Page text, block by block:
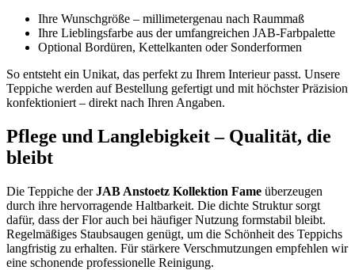
Ihre Wunschgröße – millimetergenau nach Raummaß
Ihre Lieblingsfarbe aus der umfangreichen JAB-Farbpalette
Optional Bordüren, Kettelkanten oder Sonderformen
So entsteht ein Unikat, das perfekt zu Ihrem Interieur passt. Unsere
Teppiche werden auf Bestellung gefertigt und mit höchster Präzision
konfektioniert – direkt nach Ihren Angaben.
Pflege und Langlebigkeit – Qualität, die
bleibt
Die Teppiche derJAB Anstoetz Kollektion Fame überzeugen
durch ihre hervorragende Haltbarkeit. Die dichte Struktur sorgt
dafür, dass der Flor auch bei häufiger Nutzung formstabil bleibt.
Regelmäßiges Staubsaugen genügt, um die Schönheit des Teppichs
langfristig zu erhalten. Für stärkere Verschmutzungen empfehlen wir
eine schonende professionelle Reinigung.